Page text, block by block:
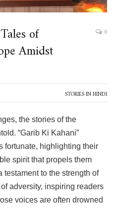
of
Amidst
0
STORIES IN HINDI
the stories of the
“Garib Ki Kahani”
fortunate, highlighting their
spirit that propels them
testament to the strength of
adversity, inspiring readers
voices are often drowned